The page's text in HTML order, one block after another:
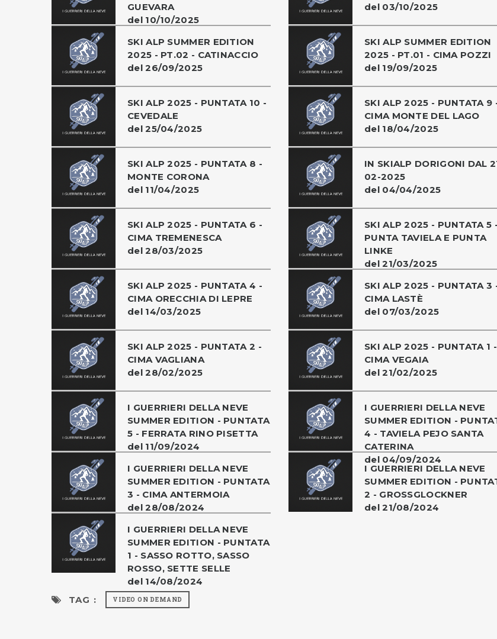
GUEVARA
del 10/10/2025
del 03/10/2025
SKI ALP SUMMER EDITION
2025 - PT.02 - CATINACCIO
del 26/09/2025
SKI ALP SUMMER EDITION
2025 - PT.01 - CIMA POZZI
del 19/09/2025
SKI ALP 2025 - PUNTATA 10 -
CEVEDALE
del 25/04/2025
SKI ALP 2025 - PUNTATA 9
CIMA MONTE DEL LAGO
del 18/04/2025
SKI ALP 2025 - PUNTATA 8 -
MONTE CORONA
del 11/04/2025
IN SKIALP DORIGONI DAL
02-2025
del 04/04/2025
SKI ALP 2025 - PUNTATA 6 -
CIMA TREMENESCA
del 28/03/2025
SKI ALP 2025 - PUNTATA 5 -
PUNTA TAVIELA E PUNTA
LINKE
del 21/03/2025
SKI ALP 2025 - PUNTATA 4 -
CIMA ORECCHIA DI LEPRE
del 14/03/2025
SKI ALP 2025 - PUNTATA 3
CIMA LASTÈ
del 07/03/2025
SKI ALP 2025 - PUNTATA 2 -
CIMA VAGLIANA
del 28/02/2025
SKI ALP 2025 - PUNTATA 1 -
CIMA VEGAIA
del 21/02/2025
I GUERRIERI DELLA NEVE
SUMMER EDITION - PUNTATA
5 - FERRATA RINO PISETTA
del 11/09/2024
I GUERRIERI DELLA NEVE
SUMMER EDITION -
4 - TAVIELA PEJO SANTA
CATERINA
del 04/09/2024
I GUERRIERI DELLA NEVE
SUMMER EDITION - PUNTATA
3 - CIMA ANTERMOIA
del 28/08/2024
I GUERRIERI DELLA NEVE
SUMMER EDITION -
2 - GROSSGLOCKNER
del 21/08/2024
I GUERRIERI DELLA NEVE
SUMMER EDITION - PUNTATA
1 - SASSO ROTTO, SASSO
ROSSO, SETTE SELLE
del 14/08/2024
TAG :
VIDEO ON DEMAND